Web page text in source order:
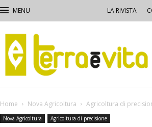
LA RIVISTA
Terra
e
Vita
Home Nova Agricoltura Agricoltura di
Nova Agricoltura Agricoltura di precisione